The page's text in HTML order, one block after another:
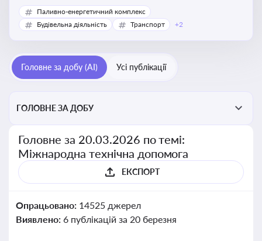
адміністрування і контролю технічної допомоги, що
надається Україні з-за кордону, і є критично
Паливно-енергетичний комплекс
Будівельна діяльність
Транспорт +2
Головне за добу (AI) Усі публікації
ГОЛОВНЕ ЗА ДОБУ
Головне за 20.03.2026 по темі:
Міжнародна технічна допомога
ЕКСПОРТ
Опрацьовано: 14525 джерел
Виявлено: 6 публікацій за 20 березня